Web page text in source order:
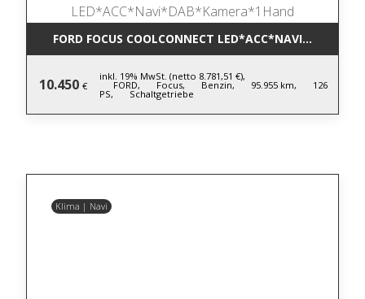
FORD FOCUS COOLCONNECT
10.450 €
inkl. 19% MwSt. (netto 8.781,51 €),
FORD, Focus, Benzin, 95.955 km, 126
PS, Schaltgetriebe
Klima | Navi